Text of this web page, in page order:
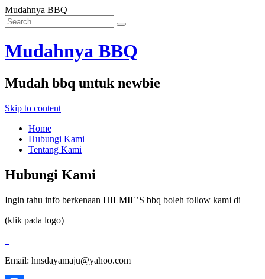
Mudahnya BBQ
Mudahnya BBQ
Mudah bbq untuk newbie
Skip to content
Home
Hubungi Kami
Tentang Kami
Hubungi Kami
Ingin tahu info berkenaan HILMIE’S bbq boleh follow kami di
(klik pada logo)
Email: hnsdayamaju@yahoo.com